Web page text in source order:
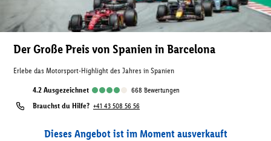
Der Große Preis von Spanien in Barcelona
Erlebe das Motorsport-Highlight des Jahres in Spanien
4.2 ausgezeichnet 668 Bewertungen
Brauchst du Hilfe? +41 43 508 56 56
Dieses Angebot ist im Moment ausverkauft